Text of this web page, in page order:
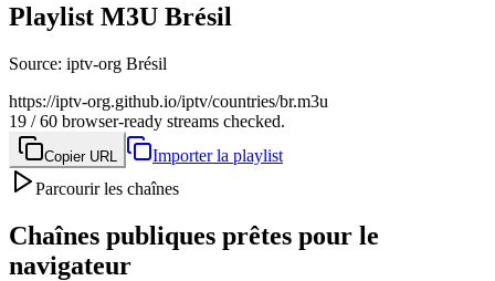
Playlist M3U Brésil
Source: iptv-org Brésil
https://iptv-org.github.io/iptv/countries/br.m3u
19 / 60 browser-ready streams checked.
Copier URL
Importer la playlist
Parcourir les chaînes
Chaînes publiques prêtes pour le
navigateur